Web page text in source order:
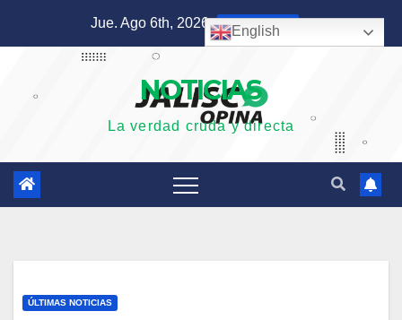
Jue. Ago 6th, 2026 10:50:53 PM
NOTICIAS
La verdad cruda y directa
ÚLTIMAS NOTICIAS
English